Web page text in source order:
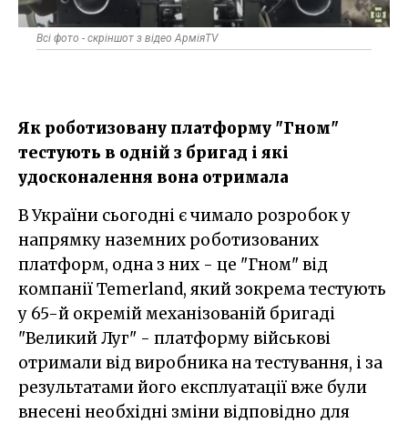
Всі фото - скріншот з відео АрміяTV
Як роботизовану платформу "Гном"
тестують в одній з бригад і які
удосконалення вона отримала
В України сьогодні є чимало розробок у
напрямку наземних роботизованих
платформ, одна з них - це "Гном" від
компанії Temerland, який зокрема тестують
у 65-й окремій механізованій бригаді
"Великий Луг" - платформу військові
отримали від виробника на тестування, і за
результатами його експлуатації вже були
внесені необхідні зміни відповідно для